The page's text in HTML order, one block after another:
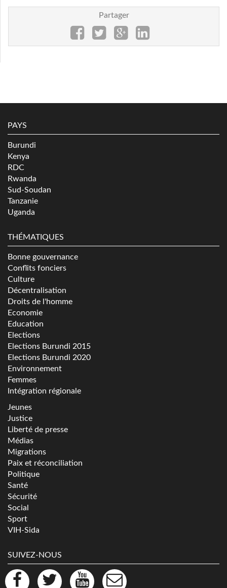
Partager
PAYS
Burundi
Kenya
RDC
Rwanda
Sud-Soudan
Tanzanie
Uganda
THÉMATIQUES
Bonne gouvernance
Conflits fonciers
Culture
Décentralisation
Droits de l'homme
Economie
Education
Elections
Elections Burundi 2015
Elections Burundi 2020
Environnement
Femmes
Intégration régionale
Jeunes
Justice
Liberté de presse
Médias
Migrations
Paix et réconciliation
Politique
Santé
Sécurité
Social
Sport
VIH-Sida
SUIVEZ-NOUS